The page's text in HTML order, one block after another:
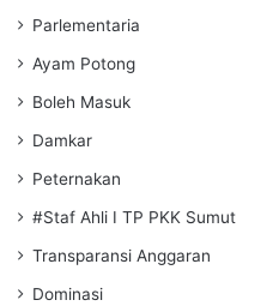
Parlementaria
Ayam Potong
Boleh Masuk
Damkar
Peternakan
#Staf Ahli I TP PKK Sumut
Transparansi Anggaran
Dominasi